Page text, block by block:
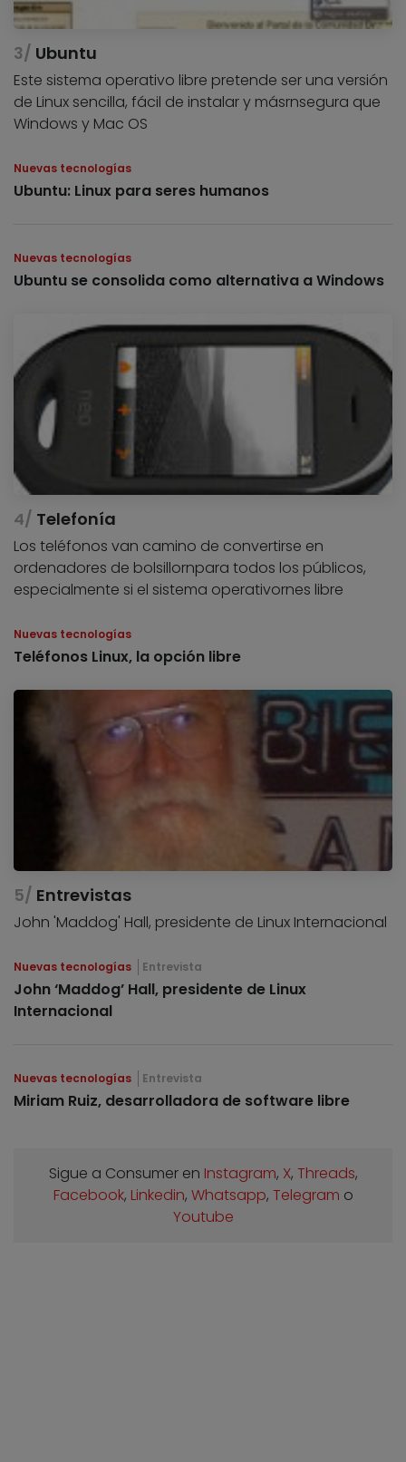
Ubuntu
Este sistema operativo libre pretende ser una versión
de Linux sencilla, fácil de instalar y másrnsegura que
Windows y Mac OS
Nuevas tecnologías
Ubuntu: Linux para seres humanos
Nuevas tecnologías
Ubuntu se consolida como alternativa a Windows
Telefonía
Los teléfonos van camino de convertirse en
ordenadores de bolsillornpara todos los públicos,
especialmente si el sistema operativornes libre
Nuevas tecnologías
Teléfonos Linux, la opción libre
Entrevistas
John 'Maddog' Hall, presidente de Linux Internacional
Nuevas tecnologías Entrevista
John ‘Maddog’ Hall, presidente de Linux
Internacional
Nuevas tecnologías Entrevista
Miriam Ruiz, desarrolladora de software libre
Sigue a Consumer en Instagram, X, Threads,
Facebook, Linkedin, Whatsapp, Telegram o
Youtube